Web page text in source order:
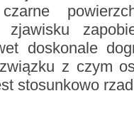
zjawisku
doskonale
z czym
stosunkowo